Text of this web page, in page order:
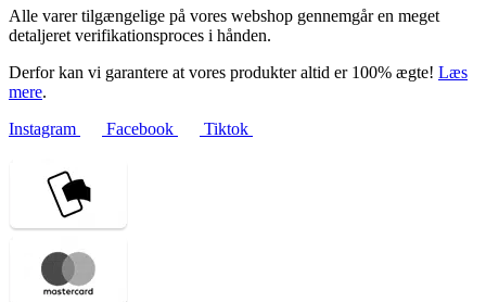
Alle varer tilgængelige på vores webshop gennemgår en meget
detaljeret verifikationsproces i hånden.
Derfor kan vi garantere at vores produkter altid er 100% ægte! Læs
mere.
Instagram
Facebook Tiktok